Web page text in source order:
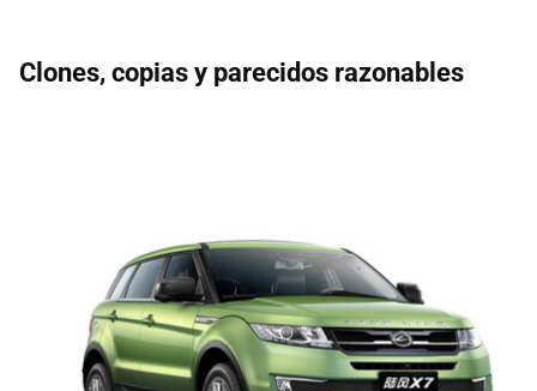
Clones, copias y parecidos razonables